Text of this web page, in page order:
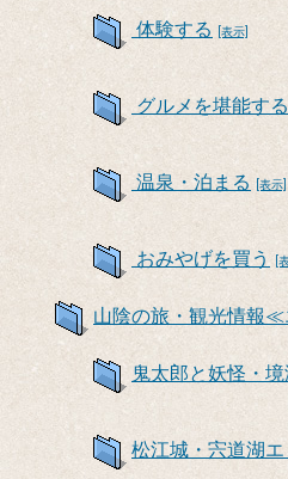
体験する [表示]
グルメを堪能する
温泉・泊まる [表示]
おみやげを買う [
山陰の旅・観光情報
鬼太郎と妖怪・
松江城・宍道湖エ